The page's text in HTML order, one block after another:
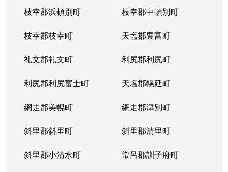
枝幸郡浜頓別町 枝幸郡中頓別町
枝幸郡枝幸町 天塩郡豊富町
礼文郡礼文町 利尻郡利尻町
利尻郡利尻富士町 天塩郡幌延町
網走郡美幌町 網走郡津別町
斜里郡斜里町 斜里郡清里町
斜里郡小清水町 常呂郡訓子府町